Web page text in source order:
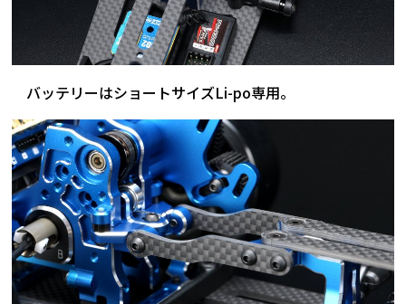
バッテリーはショートサイズLi-po専用。